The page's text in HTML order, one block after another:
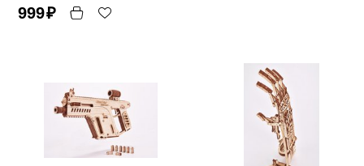
999₽